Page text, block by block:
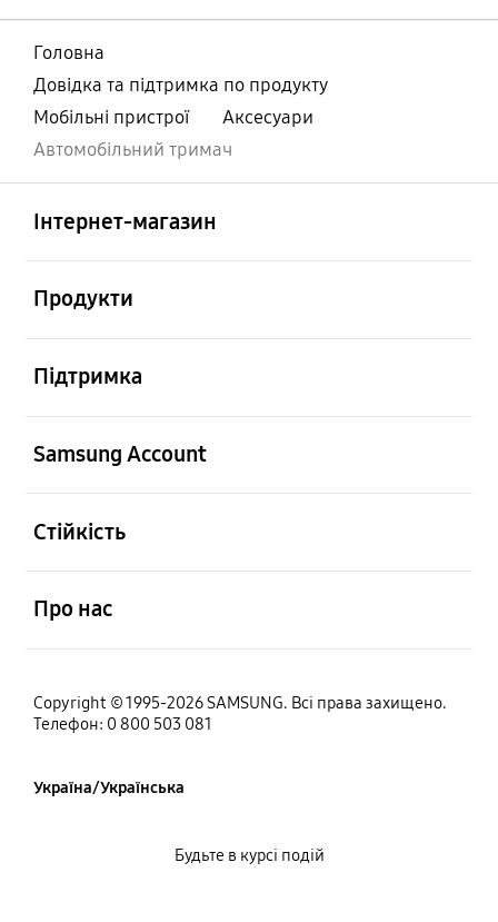
Головна
Довідка та підтримка по продукту
Мобільні пристрої
Аксесуари
Автомобільний тримач
Інтернет-магазин
Продукти
Підтримка
Samsung Account
Стійкість
Про нас
Copyright © 1995-2026 SAMSUNG. Всі права захищено.
Телефон: 0 800 503 081
Україна/Українська
Будьте в курсі подій